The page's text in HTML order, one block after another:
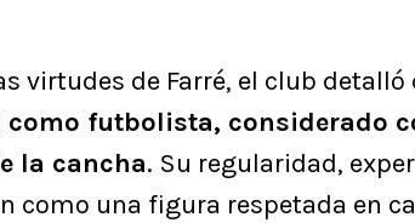
virtudes de Farré, el club detalló
como futbolista, considerado
la cancha. Su regularidad,
como una figura respetada en